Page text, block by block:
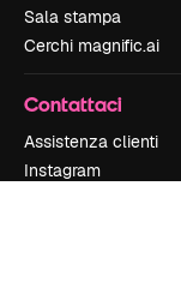
Sala stampa
Cerchi magnific.ai
Contattaci
Assistenza clienti
Instagram